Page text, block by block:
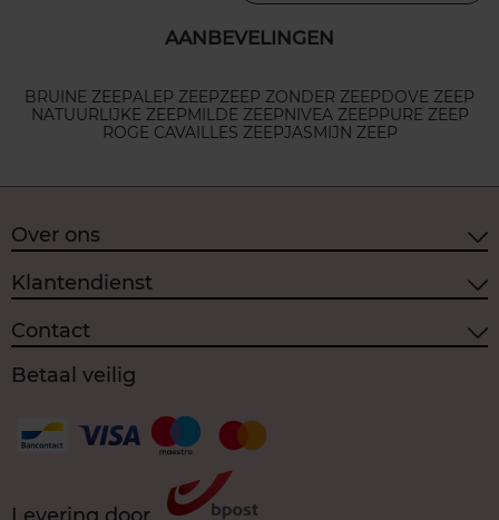
AANBEVELINGEN
BRUINE ZEEPALEP ZEEPZEEP ZONDER ZEEPDOVE ZEEP
NATUURLIJKE ZEEPMILDE ZEEPNIVEA ZEEPPURE ZEEP
ROGE CAVAILLES ZEEPJASMIJN ZEEP
Over ons
Klantendienst
Contact
Betaal veilig